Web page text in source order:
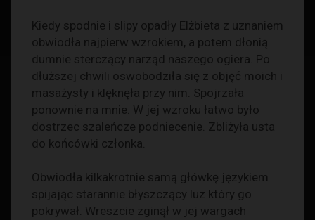
Kiedy spodnie i slipy opadły Elżbieta z uznaniem
obwiodła najpierw wzrokiem, a potem dłonią
dumnie sterczący narząd naszego ogiera. Po
dłuższej chwili oswobodziła się z objęć moich i
masażysty i klęknęła przy nim. Spojrzała
ponownie na mnie. W jej wzroku łatwo było
dostrzec szaleńcze podniecenie. Zbliżyła usta
do końcówki członka.
Obwiodła kilkakrotnie samą główkę językiem
spijając starannie błyszczący luz który go
pokrywał. Wreszcie zginął w jej wargach